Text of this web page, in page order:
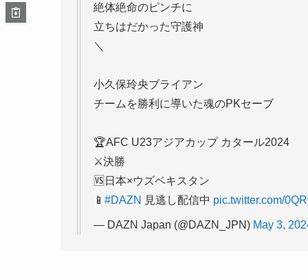
絶体絶命のピンチに
立ちはだかった守護神
＼
小久保玲央ブライアン
チームを勝利に導いた魂のPKセーブ
🏆AFC U23アジアカップ カタール2024
⚔決勝
🆚日本×ウズベキスタン
📱 #DAZN 見逃し配信中 pic.twitter.com/
— DAZN Japan (@DAZN_JPN) May 3,